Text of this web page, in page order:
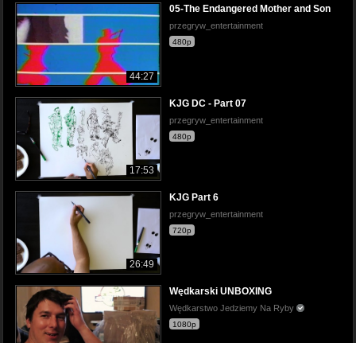
44:27
05-The Endangered Mother and Son
przegryw_entertainment
480p
17:53
KJG DC - Part 07
przegryw_entertainment
480p
26:49
KJG Part 6
przegryw_entertainment
720p
Wędkarski UNBOXING
Wędkarstwo Jedziemy Na Ryby
1080p